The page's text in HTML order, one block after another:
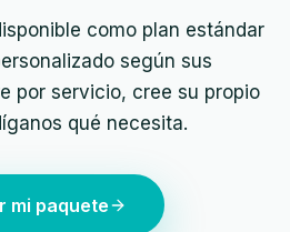
como plan estándar
según sus
por servicio, cree su propio
qué necesita.
mi paquete